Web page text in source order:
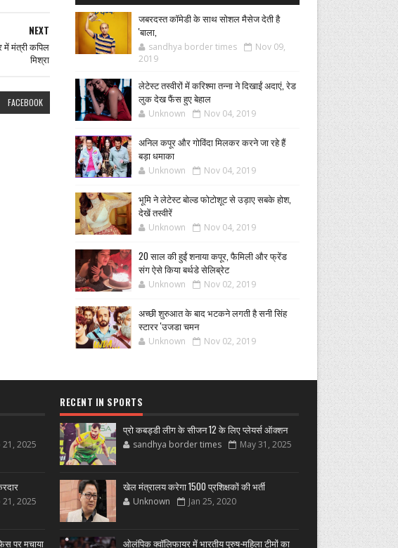
NEXT
में मंत्री कपिल
मिश्रा
FACEBOOK
जबरदस्त कॉमेडी के साथ सोशल मैसेज देती है
'बाला,
sandhya border times
Nov 09,
2019
लेटेस्ट तस्वीरों में करिश्मा तन्ना ने दिखाईं अदाएं, रेड
लुक देख फैंस हुए बेहाल
Unknown Nov 04, 2019
अनिल कपूर और गोविंदा मिलकर करने जा रहे हैं
बड़ा धमाका
Unknown Nov 04, 2019
भूमि ने लेटेस्ट बोल्ड फोटोशूट से उड़ाए सबके होश,
देखें तस्वीरें
Unknown Nov 04, 2019
20 साल की हुईं शनाया कपूर, फैमिली और फ्रेंड
संग ऐसे किया बर्थडे सेलिब्रेट
Unknown Nov 02, 2019
अच्छी शुरुआत के बाद भटकने लगती है सनी सिंह
स्टारर 'उजडा चमन
Unknown Nov 02, 2019
21, 2025
21, 2025
पर मचाया
RECENT IN SPORTS
प्रो कबड्डी लीग के सीजन 12 के लिए प्लेयर्स ऑक्शन
sandhya border times May 31, 2025
खेल मंत्रालय करेगा 1500 प्रशिक्षकों की भर्ती
Unknown Jan 25, 2020
ओलंपिक क्वॉलिफायर में भारतीय पुरुष-महिला टीमों का